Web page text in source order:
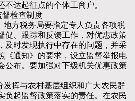
达起征点的个体工商户。
检查制度
方税务局要指定专人负责各项税
促、跟踪和反馈工作，对优惠政策
及时发现执行中存在的问题，并采
《通知》的要求，设立监督举报电
公布。要加强对下级机关优惠政策
挥与农村基层组织和广大农民群
负起监督政策落实的责任。在农民